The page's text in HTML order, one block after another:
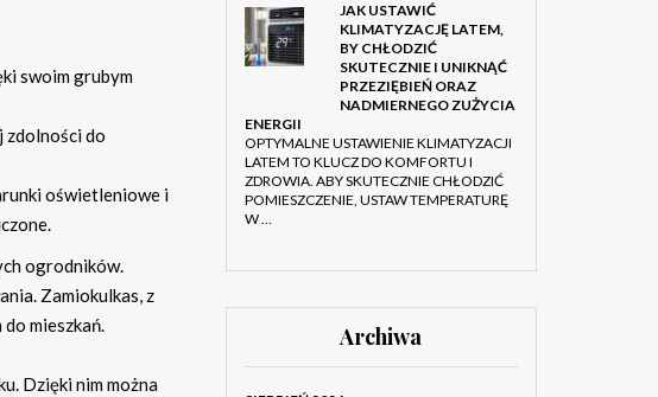
swoim grubym
zdolności do
oświetleniowe i
ogrodników.
Zamiokulkas, z
mieszkań.
Dzięki nim można
JAK USTAWIĆ
KLIMATYZACJĘ LATEM,
BY CHŁODZIĆ
SKUTECZNIE I UNIKNĄĆ
PRZEZIĘBIEŃ ORAZ
NADMIERNEGO ZUŻYCIA
ENERGII
OPTYMALNE USTAWIENIE KLIMATYZACJI
LATEM TO KLUCZ DO KOMFORTU I
ZDROWIA. ABY SKUTECZNIE CHŁODZIĆ
POMIESZCZENIE, USTAW TEMPERATURĘ
W …
Archiwa